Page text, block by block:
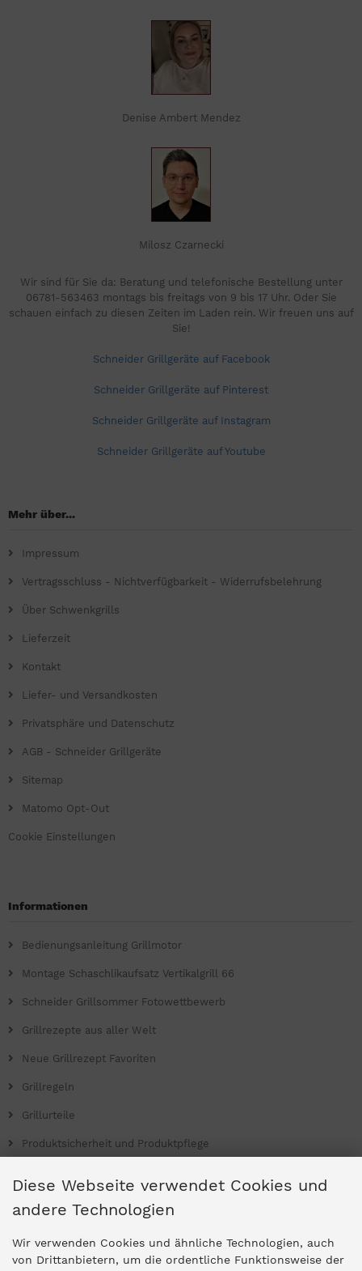
Denise Ambert Mendez
Milosz Czarnecki
Wir sind für Sie da: Beratung und telefonische Bestellung unter
06781-563463 montags bis freitags von 9 bis 17 Uhr. Oder Sie
schauen einfach zu diesen Zeiten im Laden rein. Wir freuen uns auf
Sie!
Schneider Grillgeräte auf Facebook
Schneider Grillgeräte auf Pinterest
Schneider Grillgeräte auf Instagram
Schneider Grillgeräte auf Youtube
Mehr über...
Impressum
Vertragsschluss - Nichtverfügbarkeit - Widerrufsbelehrung
Über Schwenkgrills
Lieferzeit
Kontakt
Liefer- und Versandkosten
Privatsphäre und Datenschutz
AGB - Schneider Grillgeräte
Sitemap
Matomo Opt-Out
Cookie Einstellungen
Informationen
Bedienungsanleitung Grillmotor
Montage Schaschlikaufsatz Vertikalgrill 66
Schneider Grillsommer Fotowettbewerb
Grillrezepte aus aller Welt
Neue Grillrezept Favoriten
Grillregeln
Grillurteile
Produktsicherheit und Produktpflege
Ladengeschäfte
Diese Webseite verwendet Cookies und
andere Technologien
Wir verwenden Cookies und ähnliche Technologien, auch
von Drittanbietern, um die ordentliche Funktionsweise der